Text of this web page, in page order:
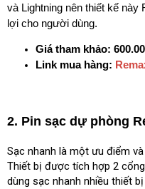
và Lightning nên thiết kế này
lợi cho người dùng.
Giá tham khảo:
Link mua hàng:
2. Pin sạc dự phòng
Sạc nhanh là một ưu điểm
Thiết bị được tích hợp 2
dùng sạc nhanh nhiều thiết